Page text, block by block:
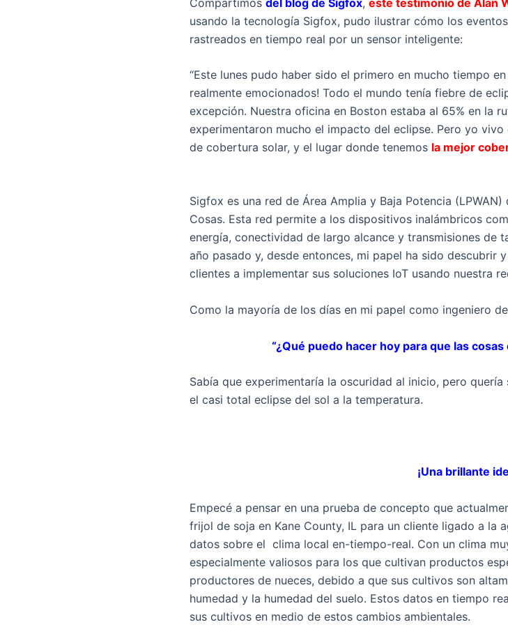
usando la tecnología Sigfox, pudo ilustrar cómo los
rastreados en tiempo real por un sensor inteligente:
“Este lunes pudo haber sido el primero en mucho tiempo
realmente emocionados! Todo el mundo tenía fiebre de
excepción. Nuestra oficina en Boston estaba al 65% en la
experimentaron mucho el impacto del eclipse. Pero yo
de cobertura solar, y el lugar donde tenemos la mejor
Sigfox es una red de Área Amplia y Baja Potencia
Cosas. Esta red permite a los dispositivos inalámbricos
energía, conectividad de largo alcance y transmisiones de
año pasado y, desde entonces, mi papel ha sido descubrir
clientes a implementar sus soluciones IoT usando nuestra
Como la mayoría de los días en mi papel como ingeniero
“¿Qué puedo hacer hoy para que las
Sabía que experimentaría la oscuridad al inicio, pero
el casi total eclipse del sol a la temperatura.
¡Una brillante
Empecé a pensar en una prueba de concepto que
frijol de soja en Kane County, IL para un cliente ligado a la
datos sobre el clima local en-tiempo-real. Con un clima
especialmente valiosos para los que cultivan productos
productores de nueces, debido a que sus cultivos son
humedad y la humedad del suelo. Estos datos en tiempo
sus cultivos en medio de estos cambios ambientales.